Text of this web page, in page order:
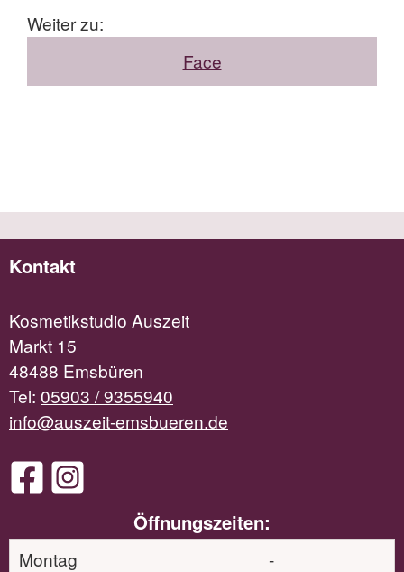
Weiter zu:
Face
Kontakt
Kosmetikstudio Auszeit
Markt 15
48488 Emsbüren
Tel: 05903 / 9355940
info@auszeit-emsbueren.de
Öffnungszeiten:
Montag
-